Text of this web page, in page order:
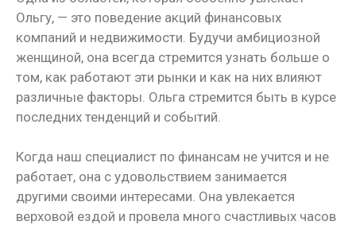
Ольгу, — это поведение акций финансовых
компаний и недвижимости. Будучи амбициозной
женщиной, она всегда стремится узнать больше о
том, как работают эти рынки и как на них влияют
различные факторы. Ольга стремится быть в курсе
последних тенденций и событий.
Когда наш специалист по финансам не учится и не
работает, она с удовольствием занимается
другими своими интересами. Она увлекается
верховой ездой и провела много счастливых часов